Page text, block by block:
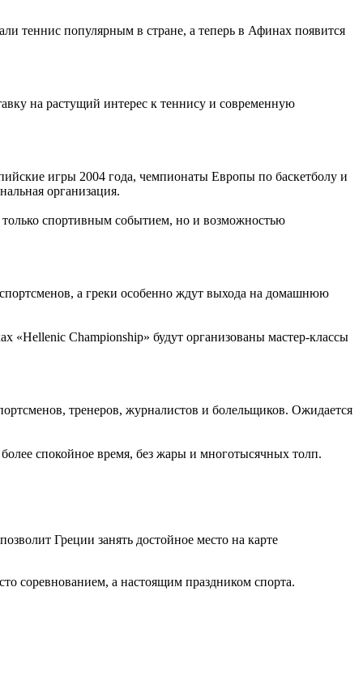
теннис популярным в стране, а теперь в Афинах появится
на растущий интерес к теннису и современную
игры 2004 года, чемпионаты Европы по баскетболу и
организация.
спортивным событием, но и возможностью
а греки особенно ждут выхода на домашнюю
«Hellenic Championship» будут организованы мастер-классы
тренеров, журналистов и болельщиков. Ожидается
спокойное время, без жары и многотысячных толп.
Греции занять достойное место на карте
соревнованием, а настоящим праздником спорта.